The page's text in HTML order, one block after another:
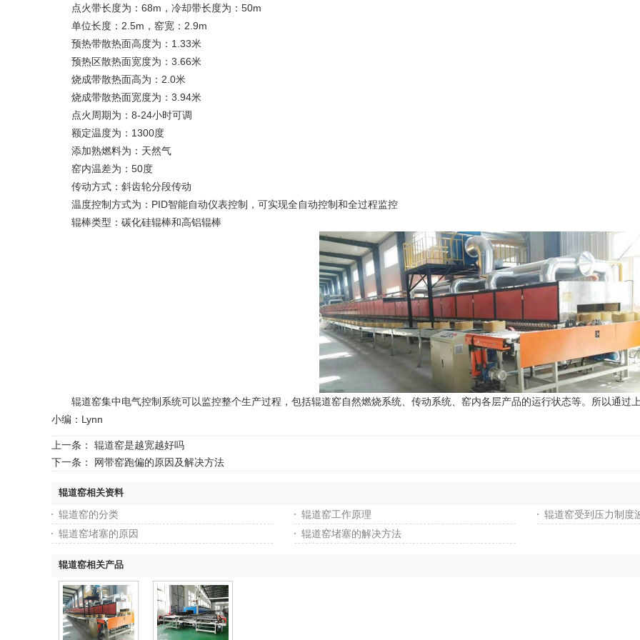
点火带长度为：68m，冷却带长度为：50m
单位长度：2.5m，窑宽：2.9m
预热带散热面高度为：1.33米
预热区散热面宽度为：3.66米
烧成带散热面高为：2.0米
烧成带散热面宽度为：3.94米
点火周期为：8-24小时可调
额定温度为：1300度
添加熟燃料为：天然气
窑内温差为：50度
传动方式：斜齿轮分段传动
温度控制方式为：PID智能自动仪表控制，可实现全自动控制和全过程监控
辊棒类型：碳化硅辊棒和高铝辊棒
辊道窑集中电气控制系统可以监控整个生产过程，包括辊道窑自然燃烧系统、传动系统、窑内各层产品的运行状态等。所以通过
小编：Lynn
上一条： 辊道窑是越宽越好吗
下一条： 网带窑跑偏的原因及解决方法
辊道窑相关资料
辊道窑的分类 辊道窑工作原理
辊道窑受到压力制度
辊道窑堵塞的原因
辊道窑堵塞的解决方法
辊道窑相关产品